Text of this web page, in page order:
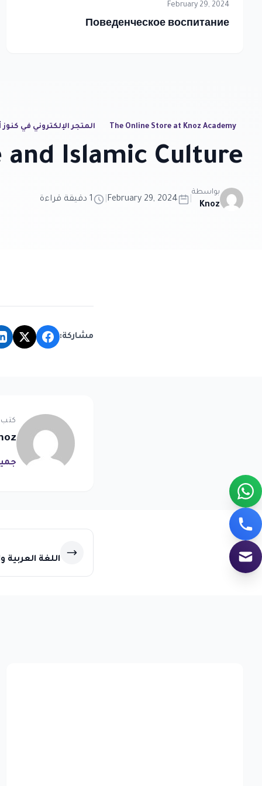
February 29, 2024
Поведенческое воспитание
The Online Store at Knoz Academy المتجر الإلكتروني في كنوز
and Islamic Culture
بواسطة
Knoz
February 29, 2024 1 دقيقة قراءة
مشاركة:
اللغة العربية